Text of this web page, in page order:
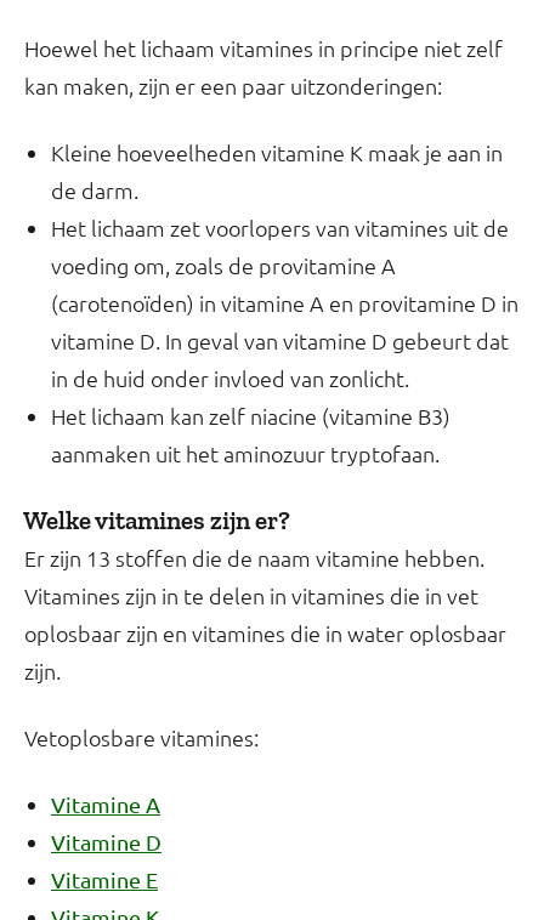
Hoewel het lichaam vitamines in principe niet zelf
kan maken, zijn er een paar uitzonderingen:
Kleine hoeveelheden vitamine K maak je aan in
de darm.
Het lichaam zet voorlopers van vitamines uit de
voeding om, zoals de provitamine A
(carotenoïden) in vitamine A en provitamine D in
vitamine D. In geval van vitamine D gebeurt dat
in de huid onder invloed van zonlicht.
Het lichaam kan zelf niacine (vitamine B3)
aanmaken uit het aminozuur tryptofaan.
Welke vitamines zijn er?
Er zijn 13 stoffen die de naam vitamine hebben.
Vitamines zijn in te delen in vitamines die in vet
oplosbaar zijn en vitamines die in water oplosbaar
zijn.
Vetoplosbare vitamines:
Vitamine A
Vitamine D
Vitamine E